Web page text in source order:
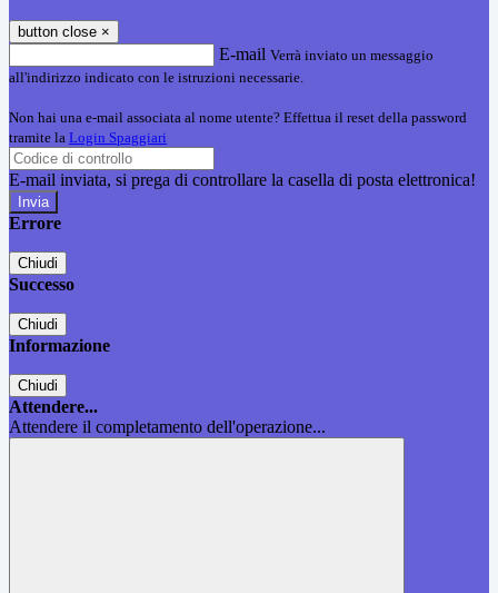
button close ×
E-mail Verrà inviato un messaggio
all'indirizzo indicato con le istruzioni necessarie.
Non hai una e-mail associata al nome utente? Effettua il reset della password
tramite la Login Spaggiari
E-mail inviata, si prega di controllare la casella di posta elettronica!
Errore
Chiudi
Successo
Chiudi
Informazione
Chiudi
Attendere...
Attendere il completamento dell'operazione...